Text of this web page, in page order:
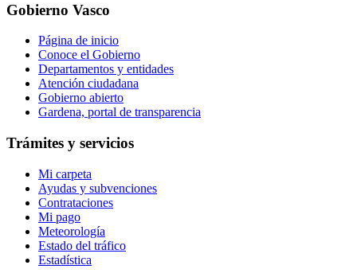
Gobierno Vasco
Página de inicio
Conoce el Gobierno
Departamentos y entidades
Atención ciudadana
Gobierno abierto
Gardena, portal de transparencia
Trámites y servicios
Mi carpeta
Ayudas y subvenciones
Contrataciones
Mi pago
Meteorología
Estado del tráfico
Estadística